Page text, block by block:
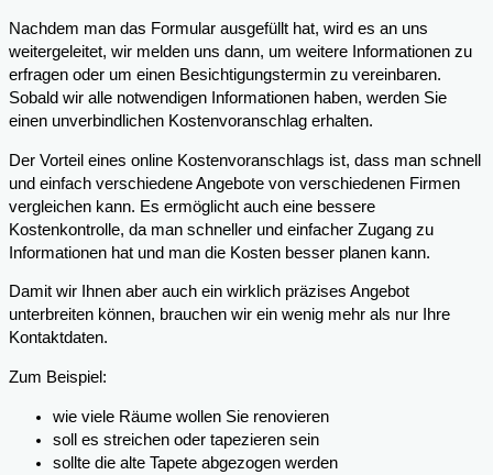
Nachdem man das Formular ausgefüllt hat, wird es an uns
weitergeleitet, wir melden uns dann, um weitere Informationen zu
erfragen oder um einen Besichtigungstermin zu vereinbaren.
Sobald wir alle notwendigen Informationen haben, werden Sie
einen unverbindlichen Kostenvoranschlag erhalten.
Der Vorteil eines online Kostenvoranschlags ist, dass man schnell
und einfach verschiedene Angebote von verschiedenen Firmen
vergleichen kann. Es ermöglicht auch eine bessere
Kostenkontrolle, da man schneller und einfacher Zugang zu
Informationen hat und man die Kosten besser planen kann.
Damit wir Ihnen aber auch ein wirklich präzises Angebot
unterbreiten können, brauchen wir ein wenig mehr als nur Ihre
Kontaktdaten.
Zum Beispiel:
wie viele Räume wollen Sie renovieren
soll es streichen oder tapezieren sein
sollte die alte Tapete abgezogen werden